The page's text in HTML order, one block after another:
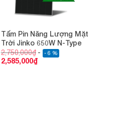
Tấm Pin Năng Lượng Mặt
Trời Jinko 650W N-Type
2,750,000₫ - 6 %
2,585,000₫